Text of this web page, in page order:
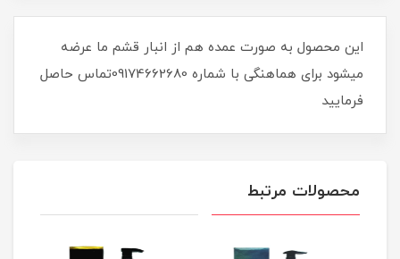
این محصول به صورت عمده هم از انبار قشم ما عرضه
میشود برای هماهنگی با شماره 09174662680تماس حاصل
فرمایید
محصولات مرتبط